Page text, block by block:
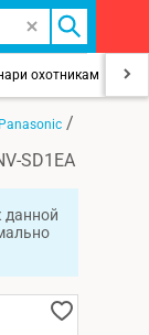
охотникам
Panasonic /
SD1EA
данной